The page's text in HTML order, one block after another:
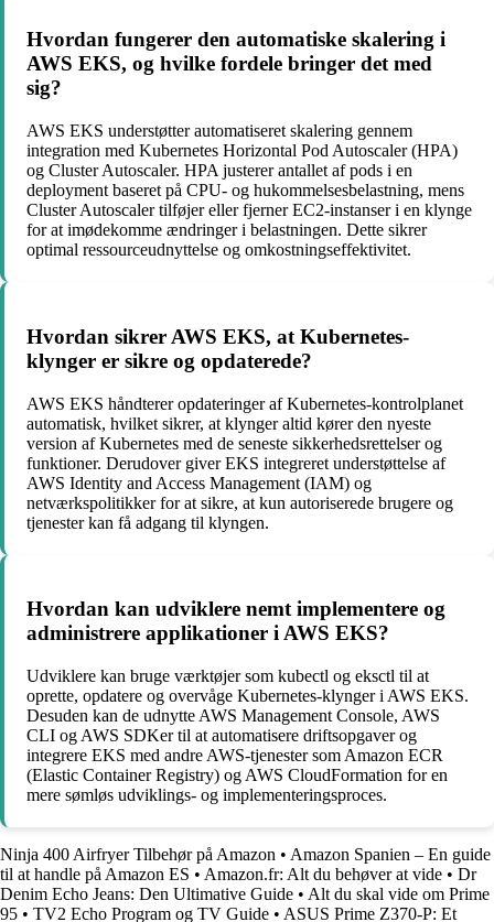
Hvordan fungerer den automatiske skalering i
AWS EKS, og hvilke fordele bringer det med
sig?
AWS EKS understøtter automatiseret skalering gennem
integration med Kubernetes Horizontal Pod Autoscaler (HPA)
og Cluster Autoscaler. HPA justerer antallet af pods i en
deployment baseret på CPU- og hukommelsesbelastning, mens
Cluster Autoscaler tilføjer eller fjerner EC2-instanser i en klynge
for at imødekomme ændringer i belastningen. Dette sikrer
optimal ressourceudnyttelse og omkostningseffektivitet.
Hvordan sikrer AWS EKS, at Kubernetes-
klynger er sikre og opdaterede?
AWS EKS håndterer opdateringer af Kubernetes-kontrolplanet
automatisk, hvilket sikrer, at klynger altid kører den nyeste
version af Kubernetes med de seneste sikkerhedsrettelser og
funktioner. Derudover giver EKS integreret understøttelse af
AWS Identity and Access Management (IAM) og
netværkspolitikker for at sikre, at kun autoriserede brugere og
tjenester kan få adgang til klyngen.
Hvordan kan udviklere nemt implementere og
administrere applikationer i AWS EKS?
Udviklere kan bruge værktøjer som kubectl og eksctl til at
oprette, opdatere og overvåge Kubernetes-klynger i AWS EKS.
Desuden kan de udnytte AWS Management Console, AWS
CLI og AWS SDKer til at automatisere driftsopgaver og
integrere EKS med andre AWS-tjenester som Amazon ECR
(Elastic Container Registry) og AWS CloudFormation for en
mere sømløs udviklings- og implementeringsproces.
Ninja 400 Airfryer Tilbehør på Amazon • Amazon Spanien – En guide
til at handle på Amazon ES • Amazon.fr: Alt du behøver at vide • Dr
Denim Echo Jeans: Den Ultimative Guide • Alt du skal vide om Prime
95 • TV2 Echo Program og TV Guide • ASUS Prime Z370-P: Et